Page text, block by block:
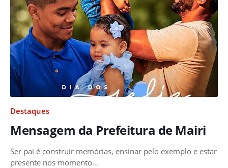
Destaques
Mensagem da Prefeitura de Mairi
Ser pai é construir memórias, ensinar pelo exemplo e estar
presente nos momento…